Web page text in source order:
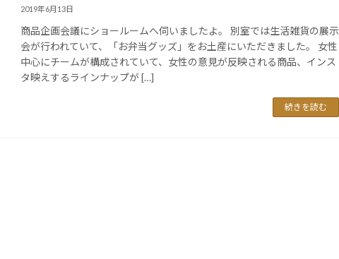
2019年6月13日
商品企画会議にショールームへ伺いましたよ。 別室では生活雑貨の展示
会が行われていて、「お弁当グッズ」をお土産にいただきました。 女性
中心にチームが構成されていて、女性の意見が反映される商品、インス
タ映えするラインナップが […]
続きを読む